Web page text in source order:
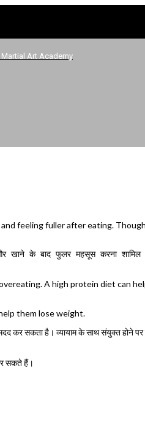
Martial Art Academy
feeling fuller after eating.
खाने के बाद फुलर महसूस करना
A high protein diet can
them lose weight.
सकता है। व्यायाम के साथ संयुक्त होने
सकते हैं।